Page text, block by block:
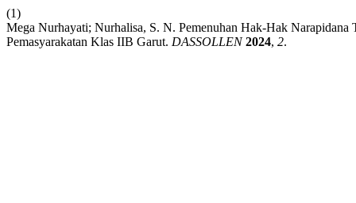
(1)
Mega Nurhayati; Nurhalisa, S. N. Pemenuhan Hak-Hak
Pemasyarakatan Klas IIB Garut. DASSOLLEN 2024, 2.